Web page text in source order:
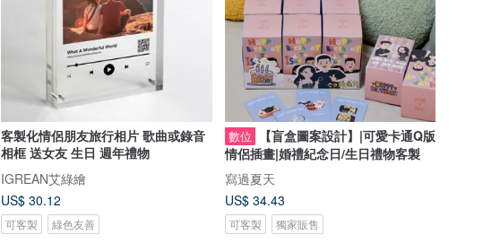
客製化情侶朋友旅行相片 歌曲或錄音
相框 送女友 生日 週年禮物
IGREAN艾綠繪
US$ 30.12
可客製 綠色友善
數位
【盲盒圖案設計】|可愛卡通Q版
情侶插畫|婚禮紀念日/生日禮物客製
寫過夏天
US$ 34.43
可客製 獨家販售